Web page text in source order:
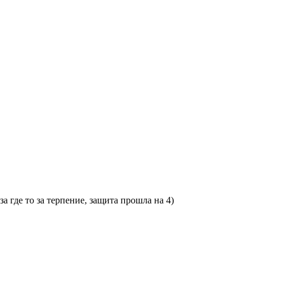
где то за терпение, защита прошла на 4)